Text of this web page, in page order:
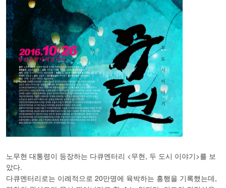
노무현 대통령이 등장하는 다큐멘터리 <무현, 두 도시 이야기>를 보
았다.
다큐멘터리로는 이례적으로 20만명에 육박하는 흥행을 기록했는데,